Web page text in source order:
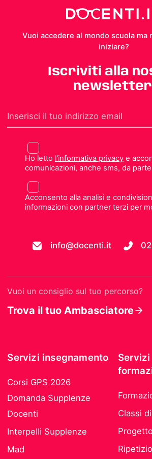
Vuoi accedere al mondo scuola ma
iniziare?
Iscriviti alla
Ho letto l'informativa privacye
comunicazioni, anche sms, da
Acconsento alla analisi e
informazioni con partner terzi per
info@docenti.it
Vuoi un consiglio sul tuo percorso?
Trova il tuo Ambasciatore
Servizi insegnamento
Corsi GPS 2026
Domanda Supplenze
Docenti
Interpelli Supplenze
Mad
Classi